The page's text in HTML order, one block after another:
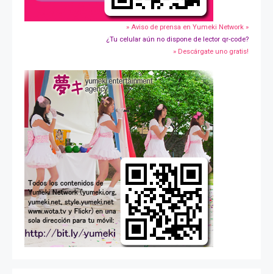
» Aviso de prensa en Yumeki Network »
¿Tu celular aún no dispone de lector qr-code?
» Descárgate uno gratis!